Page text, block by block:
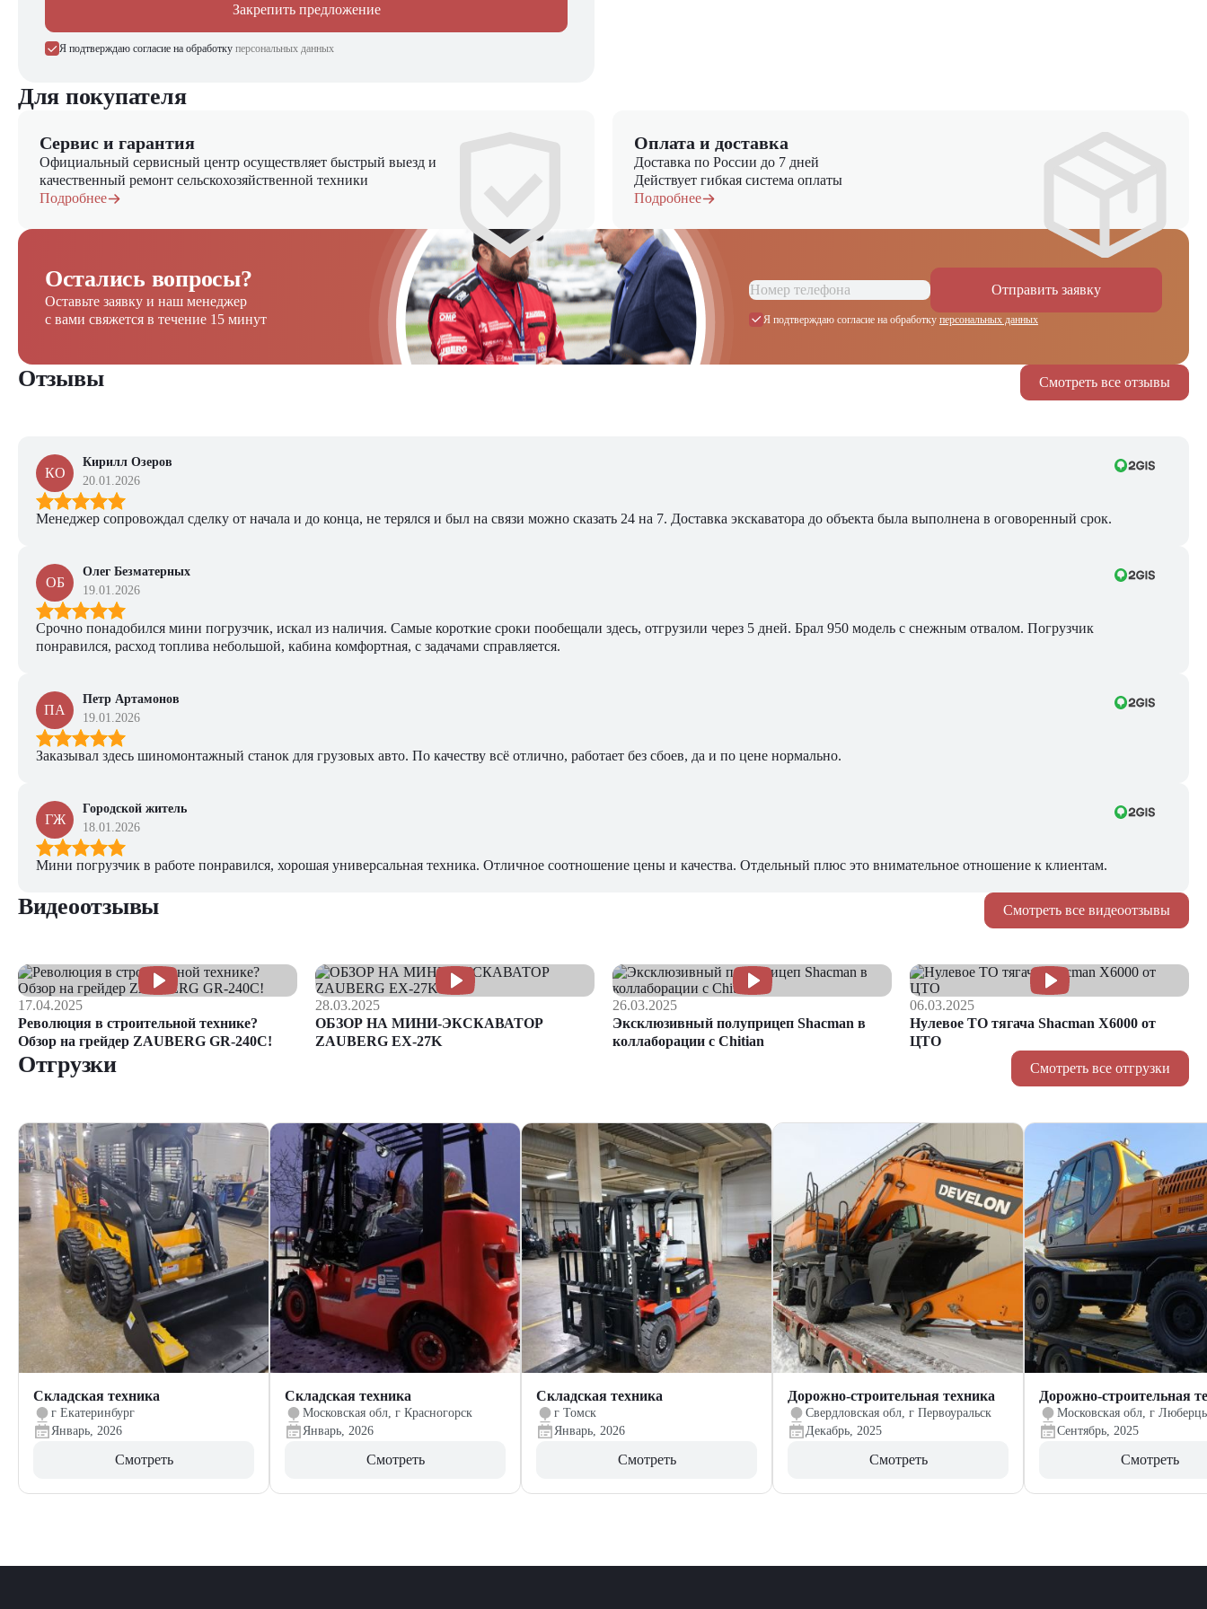
Закрепить предложение
Я подтверждаю согласие на обработку персональных данных
Для покупателя
Сервис и гарантия
Официальный сервисный центр осуществляет быстрый выезд и
качественный ремонт сельскохозяйственной техники
Подробнее
Оплата и доставка
Доставка по России до 7 дней
Действует гибкая система оплаты
Подробнее
Остались вопросы?
Оставьте заявку и наш менеджер
с вами свяжется в течение 15 минут
Отправить заявку
Я подтверждаю согласие на обработку персональных данных
Смотреть все отзывы
Отзывы
КО
Кирилл Озеров
20.01.2026
Менеджер сопровождал сделку от начала и до конца, не терялся и был на связи можно сказать 24 на 7. Доставка экскаватора до объекта была выполнена в оговоренный срок.
ОБ
Олег Безматерных
19.01.2026
Срочно понадобился мини погрузчик, искал из наличия. Самые короткие сроки пообещали здесь, отгрузили через 5 дней. Брал 950 модель с снежным отвалом. Погрузчик
понравился, расход топлива небольшой, кабина комфортная, с задачами справляется.
ПА
Петр Артамонов
19.01.2026
Заказывал здесь шиномонтажный станок для грузовых авто. По качеству всё отлично, работает без сбоев, да и по цене нормально.
ГЖ
Городской житель
18.01.2026
Мини погрузчик в работе понравился, хорошая универсальная техника. Отличное соотношение цены и качества. Отдельный плюс это внимательное отношение к клиентам.
Смотреть все видеоотзывы
Видеоотзывы
17.04.2025
Революция в строительной технике?
Обзор на грейдер ZAUBERG GR-240C!
28.03.2025
ОБЗОР НА МИНИ-ЭКСКАВАТОР
ZAUBERG EX-27K
26.03.2025
Эксклюзивный полуприцеп Shacman в
коллаборации с Chitian
06.03.2025
Нулевое ТО тягача Shacman Х6000 от
ЦТО
Смотреть все отгрузки
Отгрузки
Складская техника
г Екатеринбург
Январь, 2026
Смотреть
Складская техника
Московская обл, г Красногорск
Январь, 2026
Смотреть
Складская техника
г Томск
Январь, 2026
Смотреть
Дорожно-строительная техника
Свердловская обл, г Первоуральск
Декабрь, 2025
Смотреть
Дорожно-строительная
Московская обл, г
Сентябрь, 2025
Смотреть